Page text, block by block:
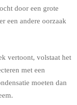
door een grote
een andere oorzaak
vertoont, volstaat het
met een
moeten dan